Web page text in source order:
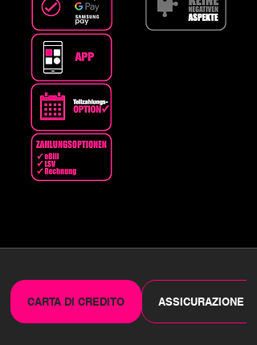
CARTA DI CREDITO ASSICURAZIONE